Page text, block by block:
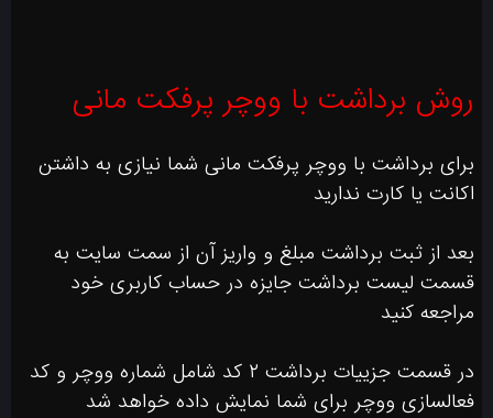
روش برداشت با ووچر پرفکت مانی
برای برداشت با ووچر پرفکت مانی شما نیازی به داشتن
اکانت یا کارت ندارید
بعد از ثبت برداشت مبلغ و واریز آن از سمت سایت به
قسمت لیست برداشت جایزه در حساب کاربری خود
مراجعه کنید
در قسمت جزییات برداشت ۲ کد شامل شماره ووچر و کد
فعالسازی ووچر برای شما نمایش داده خواهد شد